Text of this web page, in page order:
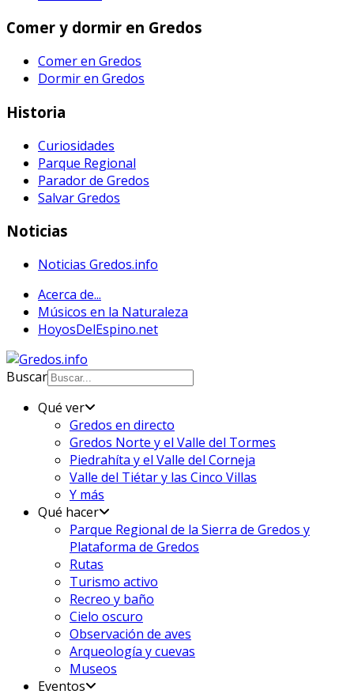
Comer y dormir en Gredos
Comer en Gredos
Dormir en Gredos
Historia
Curiosidades
Parque Regional
Parador de Gredos
Salvar Gredos
Noticias
Noticias Gredos.info
Acerca de...
Músicos en la Naturaleza
HoyosDelEspino.net
Buscar
Qué ver
Gredos en directo
Gredos Norte y el Valle del Tormes
Piedrahíta y el Valle del Corneja
Valle del Tiétar y las Cinco Villas
Y más
Qué hacer
Parque Regional de la Sierra de Gredos y
Plataforma de Gredos
Rutas
Turismo activo
Recreo y baño
Cielo oscuro
Observación de aves
Arqueología y cuevas
Museos
Eventos